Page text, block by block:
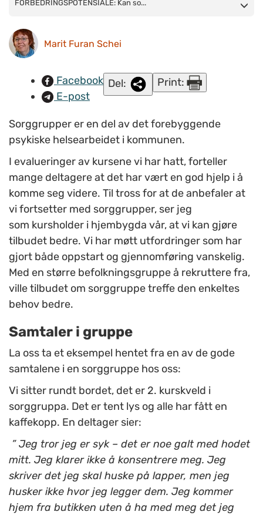
FORBEDRINGSPOTENSIALE: Kan sorggruppetilbudet bli enda
FORBEDRINGSPOTENSIALE: Kan so...
Marit Furan Schei
Facebook
E-post
Del: Print:
Sorggrupper er en del av det forebyggende
psykiske helsearbeidet i kommunen.
I evalueringer av kursene vi har hatt, forteller
mange deltagere at det har vært en god hjelp i å
komme seg videre. Til tross for at de anbefaler at
vi fortsetter med sorggrupper, ser jeg
som kursholder i hjembygda vår, at vi kan gjøre
tilbudet bedre. Vi har møtt utfordringer som har
gjort både oppstart og gjennomføring vanskelig.
Med en større befolkningsgruppe å rekruttere fra,
ville tilbudet om sorggruppe treffe den enkeltes
behov bedre.
Samtaler i gruppe
La oss ta et eksempel hentet fra en av de gode
samtalene i en sorggruppe hos oss:
Vi sitter rundt bordet, det er 2. kurskveld i
sorggruppa. Det er tent lys og alle har fått en
kaffekopp. En deltager sier:
” Jeg tror jeg er syk – det er noe galt med hodet
mitt. Jeg klarer ikke å konsentrere meg. Jeg
skriver det jeg skal huske på lapper, men jeg
husker ikke hvor jeg legger dem. Jeg kommer
hjem fra butikken uten å ha med meg det jeg